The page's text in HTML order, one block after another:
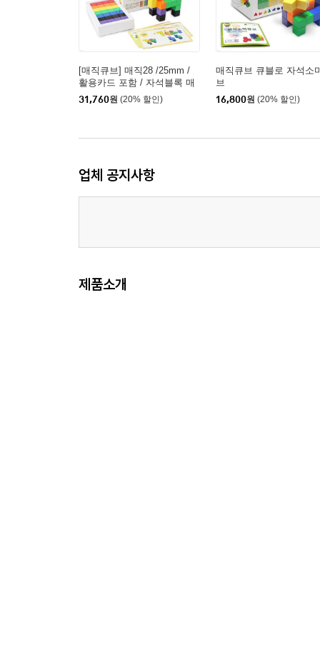
[매직큐브] 매직28 /25mm /
활용카드 포함 / 자석블록 매
직큐브 28pcs
31,760원 (20% 할인)
매직큐브 큐블로 자석소
브
16,800원 (20% 할인)
업체 공지사항
제품소개